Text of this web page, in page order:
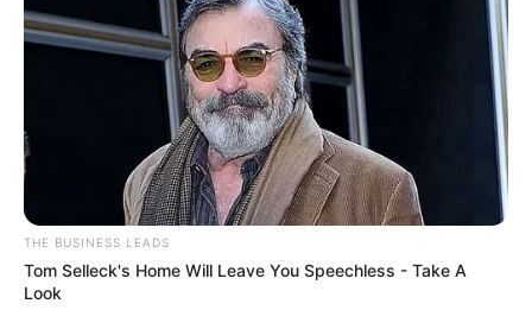
THE BUSINESS LEADS
Tom Selleck's Home Will Leave You Speechless - Take A
Look